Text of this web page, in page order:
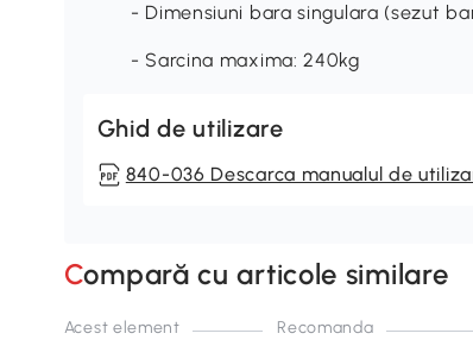
- Dimensiuni bara singulara (sezut
- Sarcina maxima: 240kg
Ghid de utilizare
840-036 Descarca manualul de
Compară cu articole similare
Acest element Recomanda